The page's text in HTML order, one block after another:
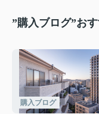
”購入ブログ”お
購入ブログ